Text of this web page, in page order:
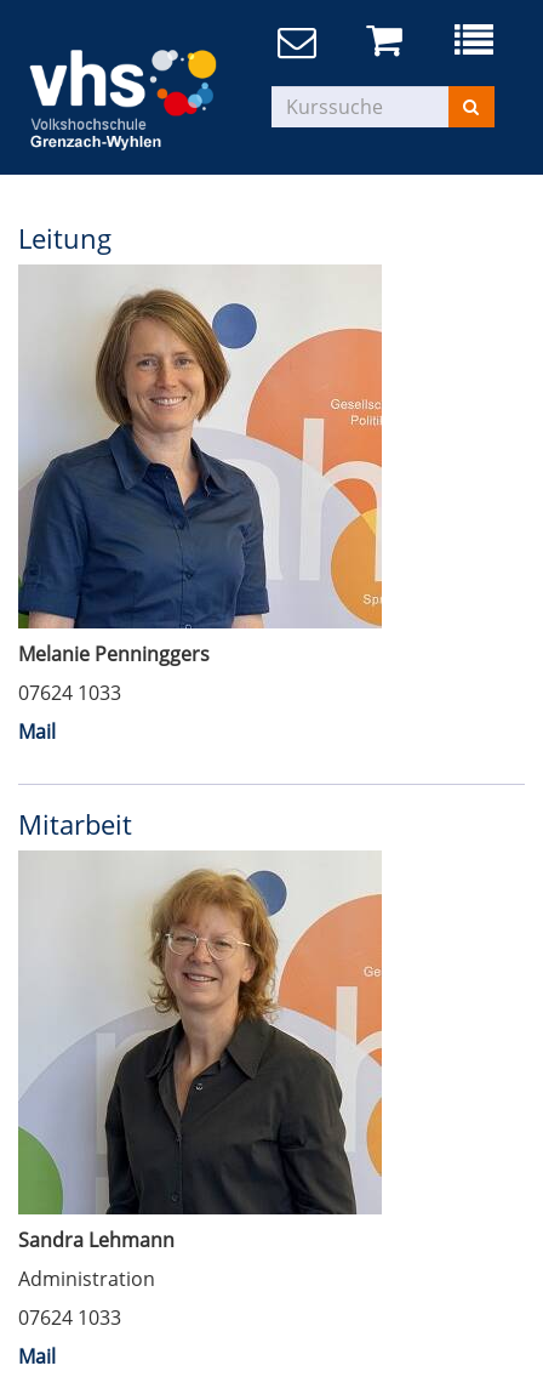
Leitung
Melanie Penninggers
07624 1033
Mail
Mitarbeit
Sandra Lehmann
Administration
07624 1033
Mail